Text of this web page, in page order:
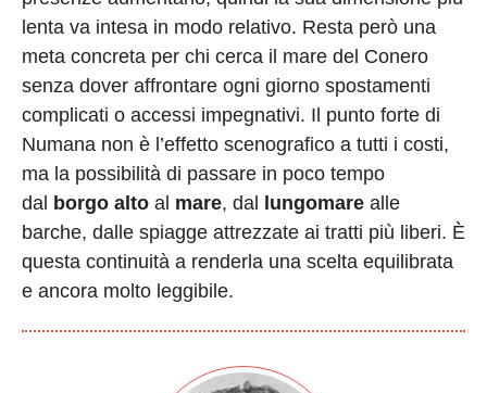
lenta va intesa in modo relativo. Resta però una
meta concreta per chi cerca il mare del Conero
senza dover affrontare ogni giorno spostamenti
complicati o accessi impegnativi. Il punto forte di
Numana non è l’effetto scenografico a tutti i costi,
ma la possibilità di passare in poco tempo
dal borgo alto al mare, dal lungomare alle
barche, dalle spiagge attrezzate ai tratti più liberi. È
questa continuità a renderla una scelta equilibrata
e ancora molto leggibile.